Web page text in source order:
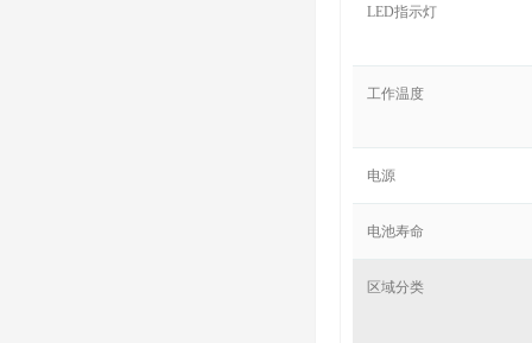
LED指示灯
工作温度
电源
电池寿命
区域分类